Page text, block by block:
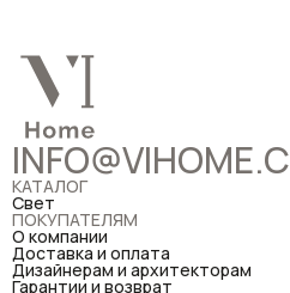
КАТАЛОГ
Свет
ПОКУПАТЕЛЯМ
О компании
Доставка и оплата
Дизайнерам и архитекторам
Гарантии и возврат